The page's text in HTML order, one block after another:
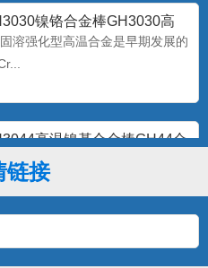
镍铬合金棒GH3030高
材GH30
溶强化型高温合金是早期发展的
高温镍基合金棒GH44合
gh30
以下具有高的...
批发Inconel625无缝管耐蚀
链接